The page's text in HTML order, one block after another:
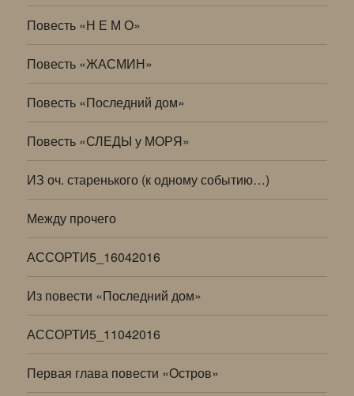
Повесть «Н Е М О»
Повесть «ЖАСМИН»
Повесть «Последний дом»
Повесть «СЛЕДЫ у МОРЯ»
ИЗ оч. старенького (к одному событию…)
Между прочего
АССОРТИ5_16042016
Из повести «Последний дом»
АССОРТИ5_11042016
Первая глава повести «Остров»